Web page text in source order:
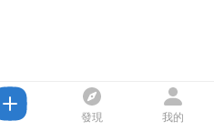
發現 我的